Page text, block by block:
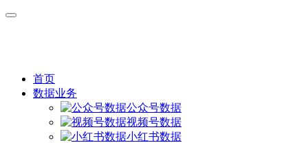
首页
数据业务
公众号数据
视频号数据
小红书数据